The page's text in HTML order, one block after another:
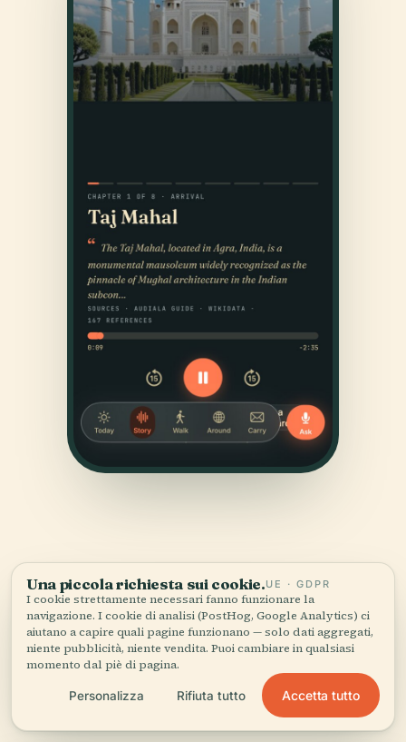
FONTI
Verificato,e mostrato.
Ricercata e scritta dal team editoriale di Audiala a
partire da documenti storici, archivi architettonici e
Una piccola richiesta sui cookie.UE · GDPR
I cookie strettamente necessari fanno funzionare la
navigazione. I cookie di analisi (PostHog, Google Analytics) ci
aiutano a capire quali pagine funzionano — solo dati aggregati,
niente pubblicità, niente vendita. Puoi cambiare in qualsiasi
momento dal piè di pagina.
Personalizza Rifiuta tutto Accetta tutto